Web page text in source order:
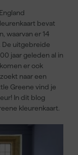
bevat
waarvan er 14
De uitgebreide
jaar geleden al in
er ook
naar een
Greene vind je
In dit blog
kleurenkaart.